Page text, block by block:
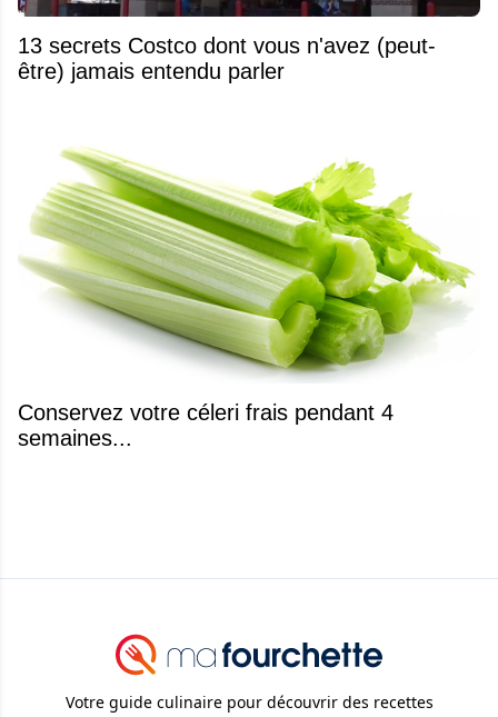
13 secrets Costco dont vous n'avez (peut-
être) jamais entendu parler
Conservez votre céleri frais pendant 4
semaines...
Votre guide culinaire pour découvrir des recettes